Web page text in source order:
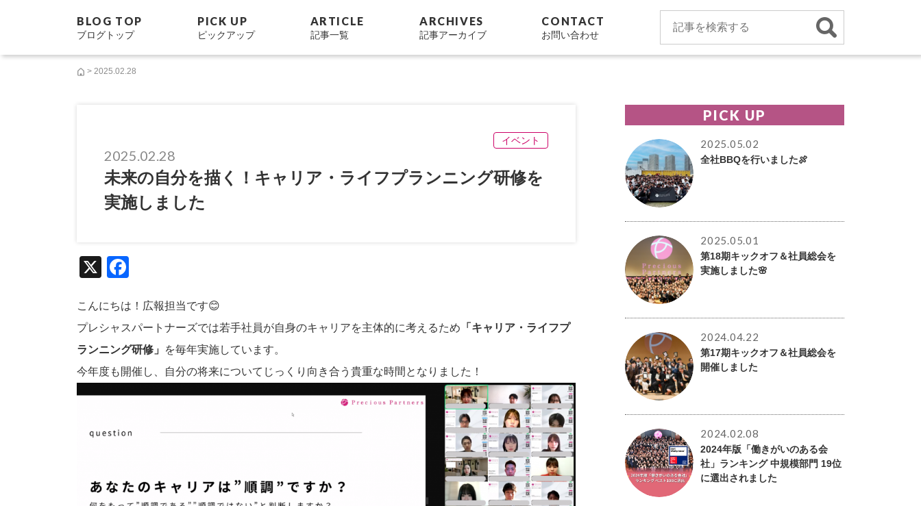
BLOG TOP
ブログトップ
PICK UP
ピックアップ
ARTICLE
記事一覧
ARCHIVES
記事アーカイブ
CONTACT
お問い合わせ
> 2025.02.28
イベント
2025.02.28
未来の自分を描く！キャリア・ライフプランニング研修を
実施しました
X
c
e
b
o
o
こんにちは！広報担当です😊
プレシャスパートナーズでは若手社員が自身のキャリアを主体的に考えるため 「キャリア・ライフプ
ランニング研修」
を毎年実施しています。
今年度も開催し、自分の将来についてじっくり向き合う貴重な時間となりました！
PICK UP
2025.05.02
全社BBQを行いました🍖
2025.05.01
第18期キックオフ＆社員総会を
実施しました🌸
2024.04.22
第17期キックオフ＆社員総会を
開催しました
2024.02.08
2024年版「働きがいのある会
社」ランキング 中規模部門 19位
に選出されました